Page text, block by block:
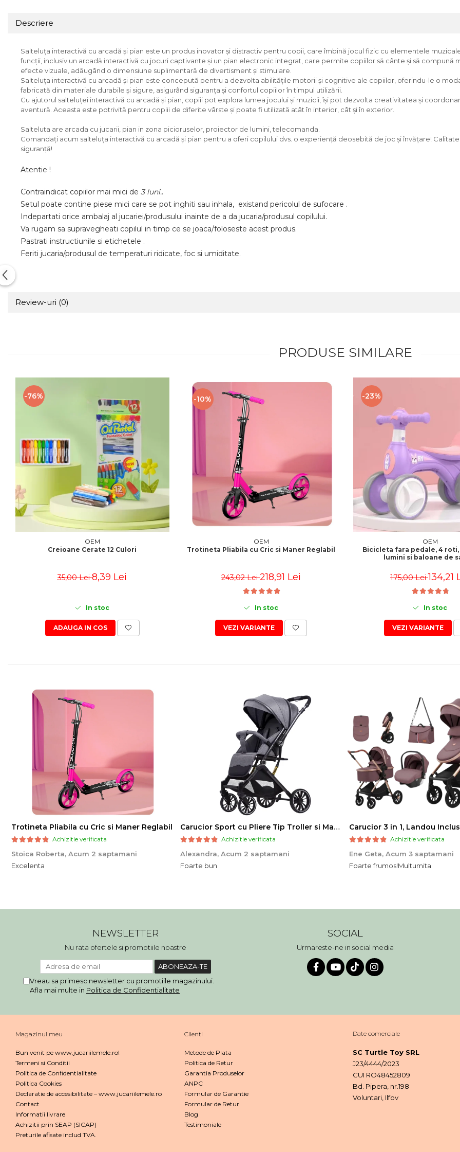
Micul explorator
Pictura, modelaj si accesorii
Tarcuri si corturi
Tarc joaca copii
Tarc joaca bebe
Tarc joaca cu bile
Corturi copii
Descriere
Salteluța interactivă cu arcadă și pian este un produs inovator și distractiv pentru copii, care îmbină jocul fizic cu elementele
funcții, inclusiv un arcadă interactivă cu jocuri captivante și un pian electronic integrat, care permite copiilor să cânte și să compună
efecte vizuale, adăugând o dimensiune suplimentară de divertisment și stimulare.
Salteluța interactivă cu arcadă și pian este concepută pentru a dezvolta abilitățile motorii și cognitive ale copiilor, oferindu-le o
fabricată din materiale durabile și sigure, asigurând siguranța și confortul copiilor în timpul utilizării.
Cu ajutorul salteluței interactivă cu arcadă și pian, copiii pot explora lumea jocului și muzicii, își pot dezvolta creativitatea și
aventură. Aceasta este potrivită pentru copiii de diferite vârste și poate fi utilizată atât în interior, cât și în exterior.
Salteluta are arcada cu jucarii, pian in zona picioruselor, proiector de lumini, telecomanda.
Comandați acum salteluța interactivă cu arcadă și pian pentru a oferi copilului dvs. o experiență deosebită de joc și învățare!
siguranță!
Atentie !
Contraindicat copiilor mai mici de 3 luni..
Setul poate contine piese mici care se pot inghiti sau inhala, existand pericolul de sufocare .
Indepartati orice ambalaj al jucariei/produsului inainte de a da jucaria/produsul copilului.
Va rugam sa supravegheati copilul in timp ce se joaca/foloseste acest produs.
Pastrati instructiunile si etichetele .
Feriti jucaria/produsul de temperaturi ridicate, foc si umiditate.
Review-uri (0)
PRODUSE SIMILARE
-76%
OEM
Creioane Cerate 12 Culori
35,00 Lei8,39 Lei
In stoc
ADAUGA IN COS
-10%
OEM
Trotineta Pliabila cu Cric si Maner Reglabil
243,02 Lei218,91 Lei
In stoc
VEZI VARIANTE
-23%
OEM
Bicicleta fara pedale, 4
lumini si baloane de
175,00 Lei134,21
In stoc
VEZI VARIANTE
Trotineta Pliabila cu Cric si Maner Reglabil
Achizitie verificata
Stoica Roberta, Acum 2 saptamani
Excelenta
Carucior Sport cu Pliere Tip Troller si Maner Reversibil - Gri
Achizitie verificata
Alexandra, Acum 2 saptamani
Foarte bun
Achizitie verificata
Ene Geta, Acum 3 saptamani
Foarte frumos!Multumita
NEWSLETTER
Nu rata ofertele si promotiile noastre
Vreau sa primesc newsletter cu promotiile magazinului.
Afla mai multe in Politica de Confidentialitate
SOCIAL
Urmareste-ne in social media
Magazinul meu
Bun venit pe www.jucariilemele.ro!
Termeni si Conditii
Politica de Confidentialitate
Politica Cookies
Declaratie de accesibilitate – www.jucariilemele.ro
Contact
Informatii livrare
Achizitii prin SEAP (SICAP)
Preturile afisate includ TVA.
Clienti
Metode de Plata
Politica de Retur
Garantia Produselor
ANPC
Formular de Garantie
Formular de Retur
Blog
Testimoniale
Date comerciale
SC Turtle Toy SRL
J23/4444/2023
CUI RO48452809
Bd. Pipera, nr.198
Voluntari, Ilfov